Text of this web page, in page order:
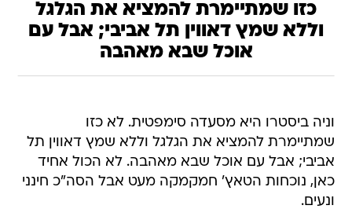
כזו שמתיימרת להמציא את הגלגל
וללא שמץ דאווין תל אביבי; אבל עם
אוכל שבא מאהבה
וניה ביסטרו היא מסעדה סימפטית. לא כזו
שמתיימרת להמציא את הגלגל וללא שמץ דאווין תל
אביבי; אבל עם אוכל שבא מאהבה. לא הכול אחיד
כאן, נוכחות הטאץ' חמקמקה מעט אבל הסה"כ חינני
ונעים.